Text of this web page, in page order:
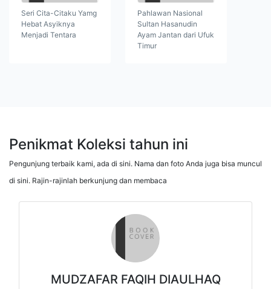
Seri Cita-Citaku Yamg
Hebat Asyiknya
Menjadi Tentara
Pahlawan Nasional
Sultan Hasanudin
Ayam Jantan dari Ufuk
Timur
Penikmat Koleksi tahun ini
Pengunjung terbaik kami, ada di sini. Nama dan foto Anda juga bisa muncul
di sini. Rajin-rajinlah berkunjung dan membaca
MUDZAFAR FAQIH DIAULHAQ